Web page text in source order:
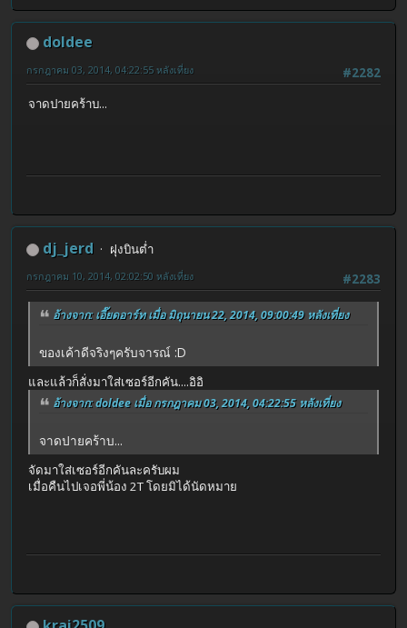
doldee
#2282
กรกฎาคม 03, 2014, 04:22:55 หลังเที่ยง
จาดปายคร้าบ...
dj_jerd
ฝุงบินต่ำ
#2283
กรกฎาคม 10, 2014, 02:02:50 หลังเที่ยง
อ้างจาก: เอี๊ยดอาร์ท เมื่อ มิถุนายน 22, 2014, 09:00:49 หลังเที่ยง
ของเค้าดีจริงๆครับจารณ์ :D
และแล้วก็สั่งมาใส่เซอร์อีกคัน....อิอิ
อ้างจาก: doldee เมื่อ กรกฎาคม 03, 2014, 04:22:55 หลังเที่ยง
จาดปายคร้าบ...
จัดมาใส่เซอร์อีกคันละครับผม
เมื่อคืนไปเจอพี่น้อง 2T โดยมิได้นัดหมาย